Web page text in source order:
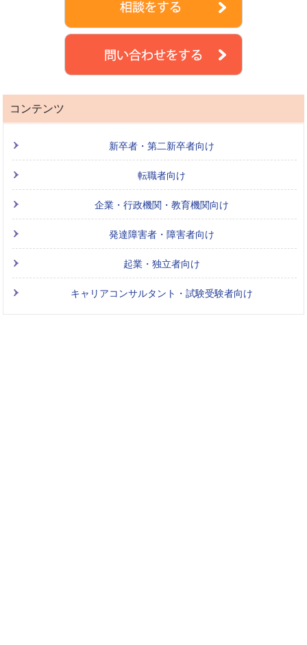
コンテンツ
新卒者・第二新卒者向け
転職者向け
企業・行政機関・教育機関向け
発達障害者・障害者向け
起業・独立者向け
キャリアコンサルタント・試験受験者向け